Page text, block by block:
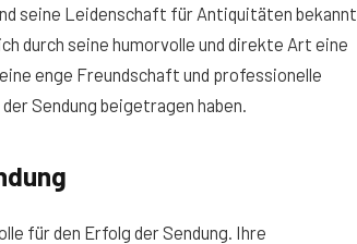
seine Leidenschaft für Antiquitäten bekannt.
durch seine humorvolle und direkte Art eine
enge Freundschaft und professionelle
Sendung beigetragen haben.
für den Erfolg der Sendung. Ihre